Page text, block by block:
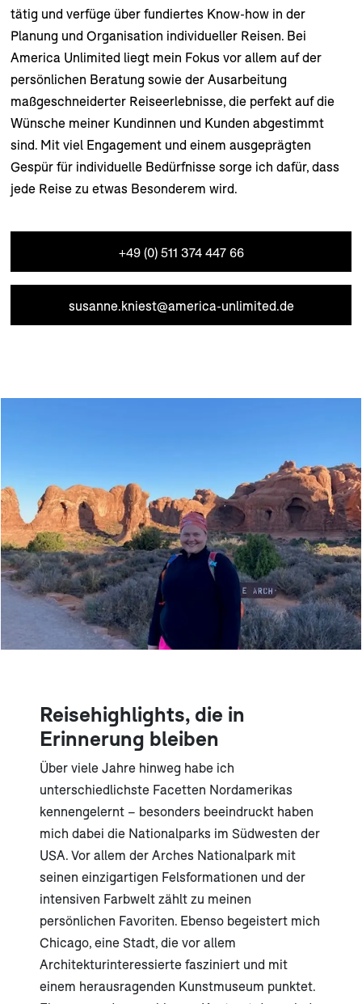
tätig und verfüge über fundiertes Know-how in der
Planung und Organisation individueller Reisen. Bei
America Unlimited liegt mein Fokus vor allem auf der
persönlichen Beratung sowie der Ausarbeitung
maßgeschneiderter Reiseerlebnisse, die perfekt auf die
Wünsche meiner Kundinnen und Kunden abgestimmt
sind. Mit viel Engagement und einem ausgeprägten
Gespür für individuelle Bedürfnisse sorge ich dafür, dass
jede Reise zu etwas Besonderem wird.
+49 (0) 511 374 447 66
susanne.kniest@america-unlimited.de
Reisehighlights, die in
Erinnerung bleiben
Über viele Jahre hinweg habe ich
unterschiedlichste Facetten Nordamerikas
kennengelernt – besonders beeindruckt haben
mich dabei die Nationalparks im Südwesten der
USA. Vor allem der Arches Nationalpark mit
seinen einzigartigen Felsformationen und der
intensiven Farbwelt zählt zu meinen
persönlichen Favoriten. Ebenso begeistert mich
Chicago, eine Stadt, die vor allem
Architekturinteressierte fasziniert und mit
einem herausragenden Kunstmuseum punktet.